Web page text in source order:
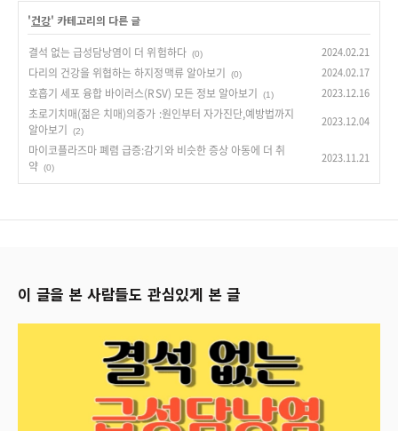
'건강' 카테고리의 다른 글
결석 없는 급성담낭염이 더 위험하다 (0) 2024.02.21
다리의 건강을 위협하는 하지정맥류 알아보기 (0) 2024.02.17
호흡기 세포 융합 바이러스(RSV) 모든 정보 알아보기 (1) 2023.12.16
초로기치매(젊은 치매)의증가 :원인부터 자가진단,예방법까지
알아보기
(2)
2023.12.04
마이코플라즈마 폐렴 급증:감기와 비슷한 증상 아동에 더 취
약 (0)
2023.11.21
이 글을 본 사람들도 관심있게 본 글